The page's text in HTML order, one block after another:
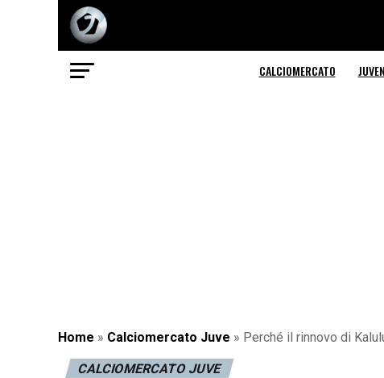
CALCIOMERCATO
Home » Calciomercato Juve » Perché il rinnovo di
CALCIOMERCATO JUVE